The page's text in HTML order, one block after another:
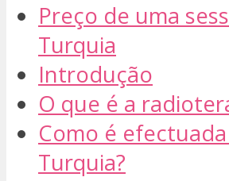
Preço de uma
Turquia
Introdução
O que é a
Como é
Turquia?